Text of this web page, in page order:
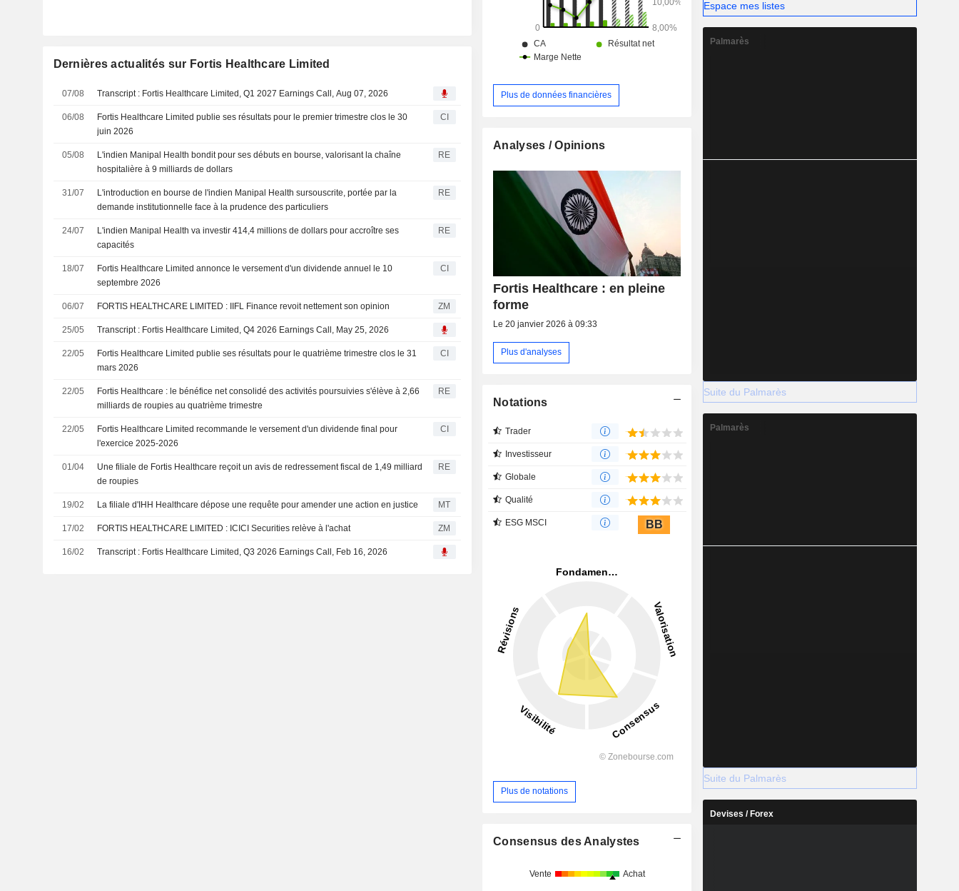
Dernières actualités sur Fortis Healthcare Limited
07/08 Transcript : Fortis Healthcare Limited, Q1 2027 Earnings Call, Aug 07, 2026
06/08
Fortis Healthcare Limited publie ses résultats pour le premier trimestre clos le 30
juin 2026
CI
05/08
L'indien Manipal Health bondit pour ses débuts en bourse, valorisant la chaîne
hospitalière à 9 milliards de dollars
RE
31/07
L'introduction en bourse de l'indien Manipal Health sursouscrite, portée par la
demande institutionnelle face à la prudence des particuliers
RE
24/07
L'indien Manipal Health va investir 414,4 millions de dollars pour accroître ses
capacités
RE
18/07
Fortis Healthcare Limited annonce le versement d'un dividende annuel le 10
septembre 2026
CI
06/07 FORTIS HEALTHCARE LIMITED : IIFL Finance revoit nettement son opinion ZM
25/05 Transcript : Fortis Healthcare Limited, Q4 2026 Earnings Call, May 25, 2026
22/05
Fortis Healthcare Limited publie ses résultats pour le quatrième trimestre clos le 31
mars 2026
CI
22/05
Fortis Healthcare : le bénéfice net consolidé des activités poursuivies s'élève à 2,66
milliards de roupies au quatrième trimestre
RE
22/05
Fortis Healthcare Limited recommande le versement d'un dividende final pour
l'exercice 2025-2026
CI
01/04
Une filiale de Fortis Healthcare reçoit un avis de redressement fiscal de 1,49 milliard
de roupies
RE
19/02 La filiale d'IHH Healthcare dépose une requête pour amender une action en justice MT
17/02 FORTIS HEALTHCARE LIMITED : ICICI Securities relève à l'achat ZM
16/02 Transcript : Fortis Healthcare Limited, Q3 2026 Earnings Call, Feb 16, 2026
Plus de données financières
Analyses / Opinions
Fortis Healthcare : en pleine
forme
Le 20 janvier 2026 à 09:33
Plus d'analyses
Notations
Trader
Investisseur
Globale
Qualité
ESG MSCI BB
Plus de notations
Consensus des Analystes
Vente Achat
Espace mes listes
Palmarès
Suite du Palmarès
Palmarès
Suite du Palmarès
Devises / Forex